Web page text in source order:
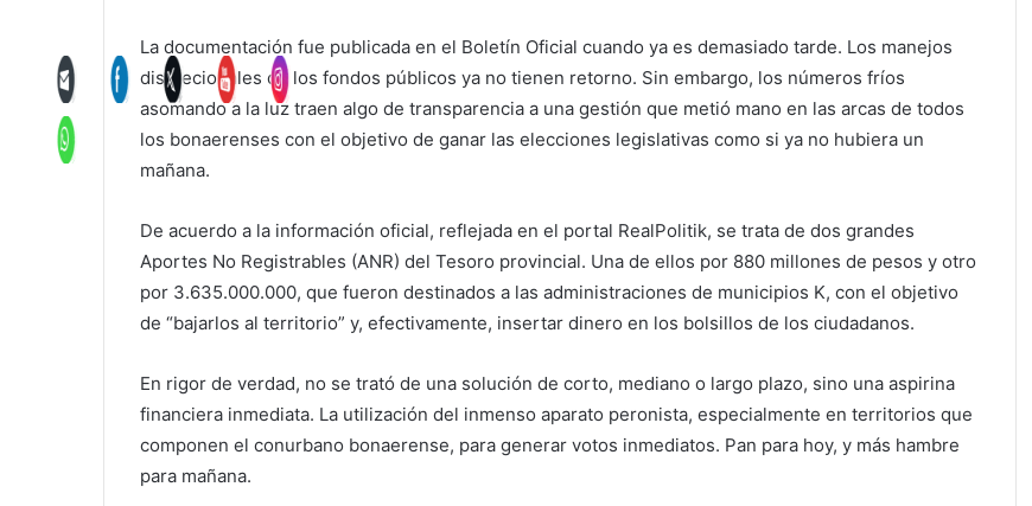
La documentación fue publicada en el Boletín Oficial cuando ya es demasiado tarde. Los manejos
discrecionales de los fondos públicos ya no tienen retorno. Sin embargo, los números fríos
asomando a la luz traen algo de transparencia a una gestión que metió mano en las arcas de todos
los bonaerenses con el objetivo de ganar las elecciones legislativas como si ya no hubiera un
mañana.
De acuerdo a la información oficial, reflejada en el portal RealPolitik, se trata de dos grandes
Aportes No Registrables (ANR) del Tesoro provincial. Una de ellos por 880 millones de pesos y otro
por 3.635.000.000, que fueron destinados a las administraciones de municipios K, con el objetivo
de “bajarlos al territorio” y, efectivamente, insertar dinero en los bolsillos de los ciudadanos.
En rigor de verdad, no se trató de una solución de corto, mediano o largo plazo, sino una aspirina
financiera inmediata. La utilización del inmenso aparato peronista, especialmente en territorios que
componen el conurbano bonaerense, para generar votos inmediatos. Pan para hoy, y más hambre
para mañana.